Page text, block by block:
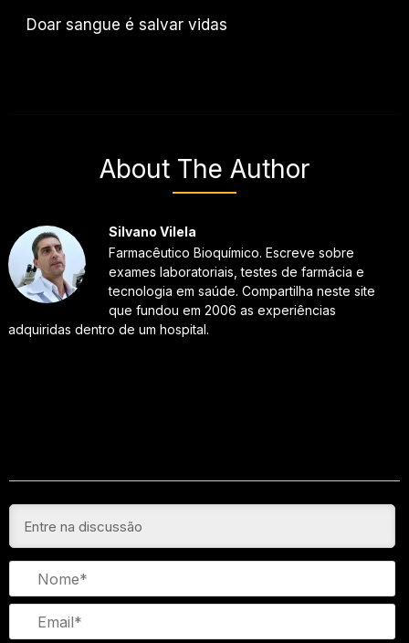
Doar sangue é salvar vidas
About The Author
Silvano Vilela
Farmacêutico Bioquímico. Escreve sobre
exames laboratoriais, testes de farmácia e
tecnologia em saúde. Compartilha neste site
que fundou em 2006 as experiências
adquiridas dentro de um hospital.